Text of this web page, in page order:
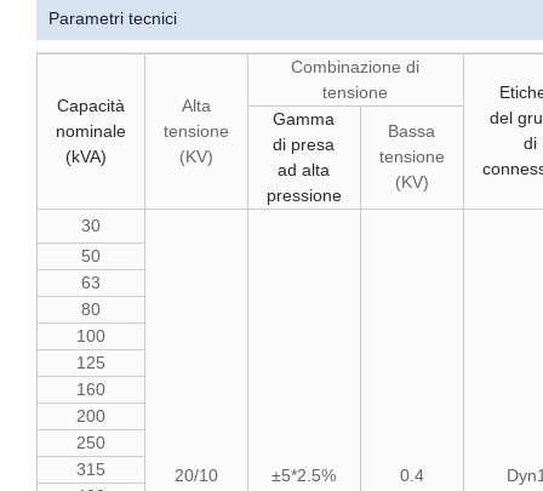
Parametri tecnici
Capacità
nominale
(kVA)
Alta
tensione
(KV)
Combinazione di
tensione
del
di
Gamma
di presa
ad alta
pressione
Bassa
tensione
(KV)
30
20/10
±5*2.5%
0.4
50
63
80
100
125
160
200
250
315